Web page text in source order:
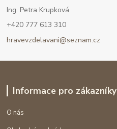
Ing. Petra Krupková
+420 777 613 310
hravevzdelavani@seznam.cz
Informace pro zákazníky
O nás